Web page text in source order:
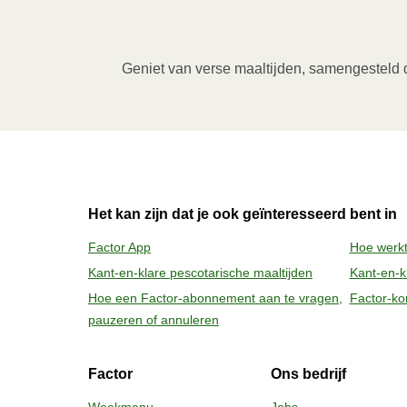
Verwijder de kartonnen sleeve en prik
verwijderen van de folie. Pas bij het
daarna nog 1 minuut rusten voor het
Geniet van verse maaltijden,
Het kan zijn dat je ook geïnteresseerd bent in
Factor App Hoe
Kant-en-klare pescotarische maaltijden
Kant-en-
Hoe een Factor-abonnement aan te vragen,
pauzeren of annuleren
Factor-
Factor Ons bedrijf